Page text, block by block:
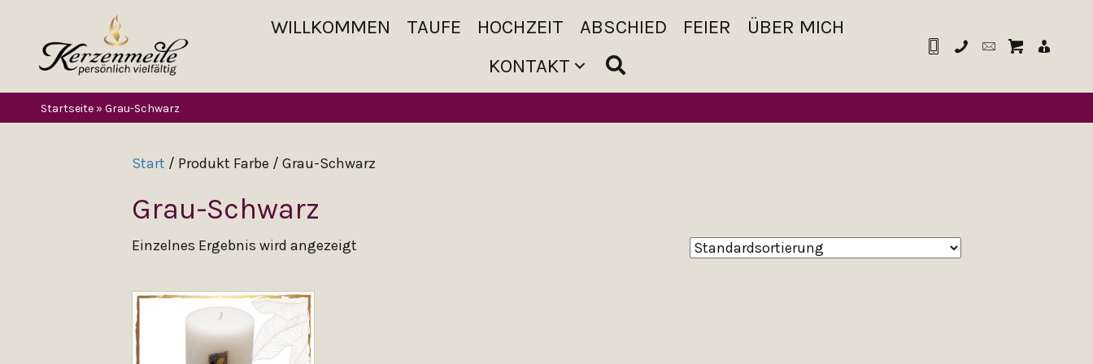
WILLKOMMEN TAUFE HOCHZEIT ABSCHIED FEIER
ÜBER MICH
KONTAKT
Startseite » Grau-Schwarz
Start / Produkt Farbe / Grau-Schwarz
Grau-Schwarz
Einzelnes Ergebnis wird angezeigt